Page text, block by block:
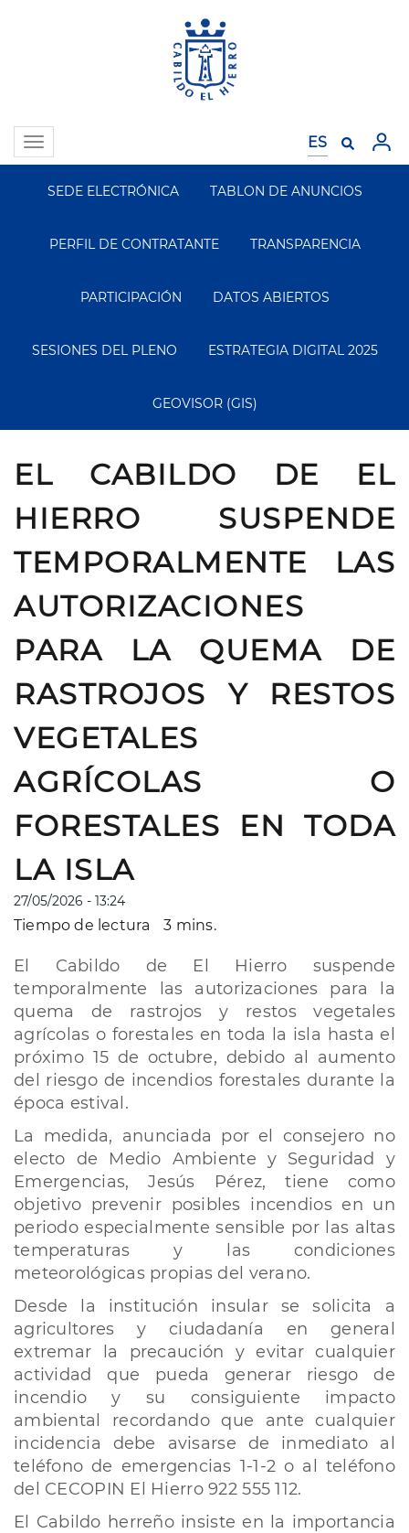
Toggle
navigation
Segundo
Menu
SEDE ELECTRÓNICA TABLON DE ANUNCIOS
PERFIL DE CONTRATANTE TRANSPARENCIA
PARTICIPACIÓN DATOS ABIERTOS
SESIONES DEL PLENO ESTRATEGIA DIGITAL 2025
GEOVISOR (GIS)
EL CABILDO DE EL
HIERRO SUSPENDE
TEMPORALMENTE LAS
AUTORIZACIONES
PARA LA QUEMA DE
RASTROJOS Y RESTOS
VEGETALES
AGRÍCOLAS O
FORESTALES EN TODA
LA ISLA
27/05/2026 - 13:24
Tiempo de lectura 3 mins.
El Cabildo de El Hierro suspende
temporalmente las autorizaciones para la
quema de rastrojos y restos vegetales
agrícolas o forestales en toda la isla hasta el
próximo 15 de octubre, debido al aumento
del riesgo de incendios forestales durante la
época estival.
La medida, anunciada por el consejero no
electo de Medio Ambiente y Seguridad y
Emergencias, Jesús Pérez, tiene como
objetivo prevenir posibles incendios en un
periodo especialmente sensible por las altas
temperaturas y las condiciones
meteorológicas propias del verano.
Desde la institución insular se solicita a
agricultores y ciudadanía en general
extremar la precaución y evitar cualquier
actividad que pueda generar riesgo de
incendio y su consiguiente impacto
ambiental recordando que ante cualquier
incidencia debe avisarse de inmediato al
teléfono de emergencias 1-1-2 o al teléfono
del CECOPIN El Hierro 922 555 112.
El Cabildo herreño insiste en la importancia